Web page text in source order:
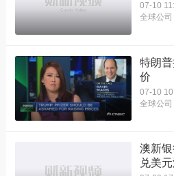
07-10
全球公司
特朗
价
07-10
全球公司
澳新
兑美